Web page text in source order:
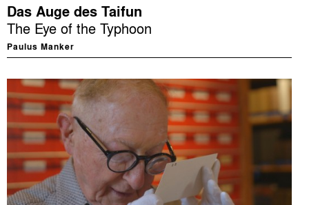
Das Auge des Taifun
The Eye of the Typhoon
Paulus Manker